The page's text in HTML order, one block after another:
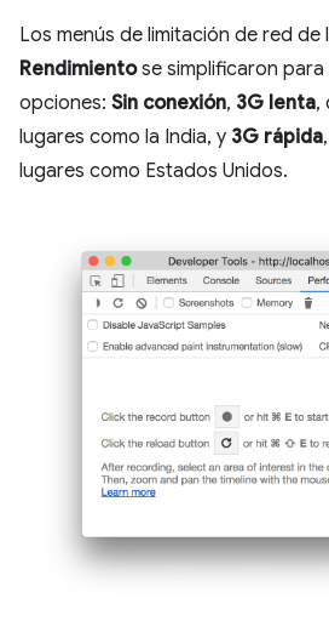
Los menús de limitación de red de
Rendimientose simplificaron para
opciones: Sin conexión, 3G lenta,
lugares como la India, y 3G rápida
lugares como Estados Unidos.